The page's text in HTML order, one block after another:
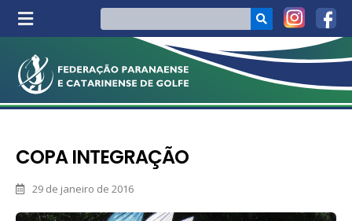
COPA INTEGRAÇÃO
29 de janeiro de 2016